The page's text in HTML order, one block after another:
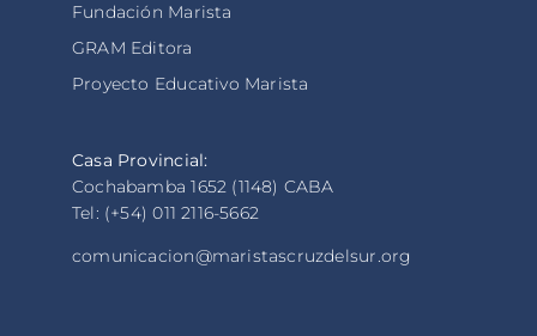
Fundación Marista
GRAM Editora
Proyecto Educativo Marista
Casa Provincial:
Cochabamba 1652 (1148) CABA
Tel: (+54) 011 2116-5662
comunicacion@maristascruzdelsur.org